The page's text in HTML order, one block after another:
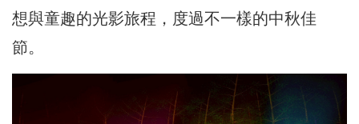
想與童趣的光影旅程，度過不一樣的中秋佳
節。